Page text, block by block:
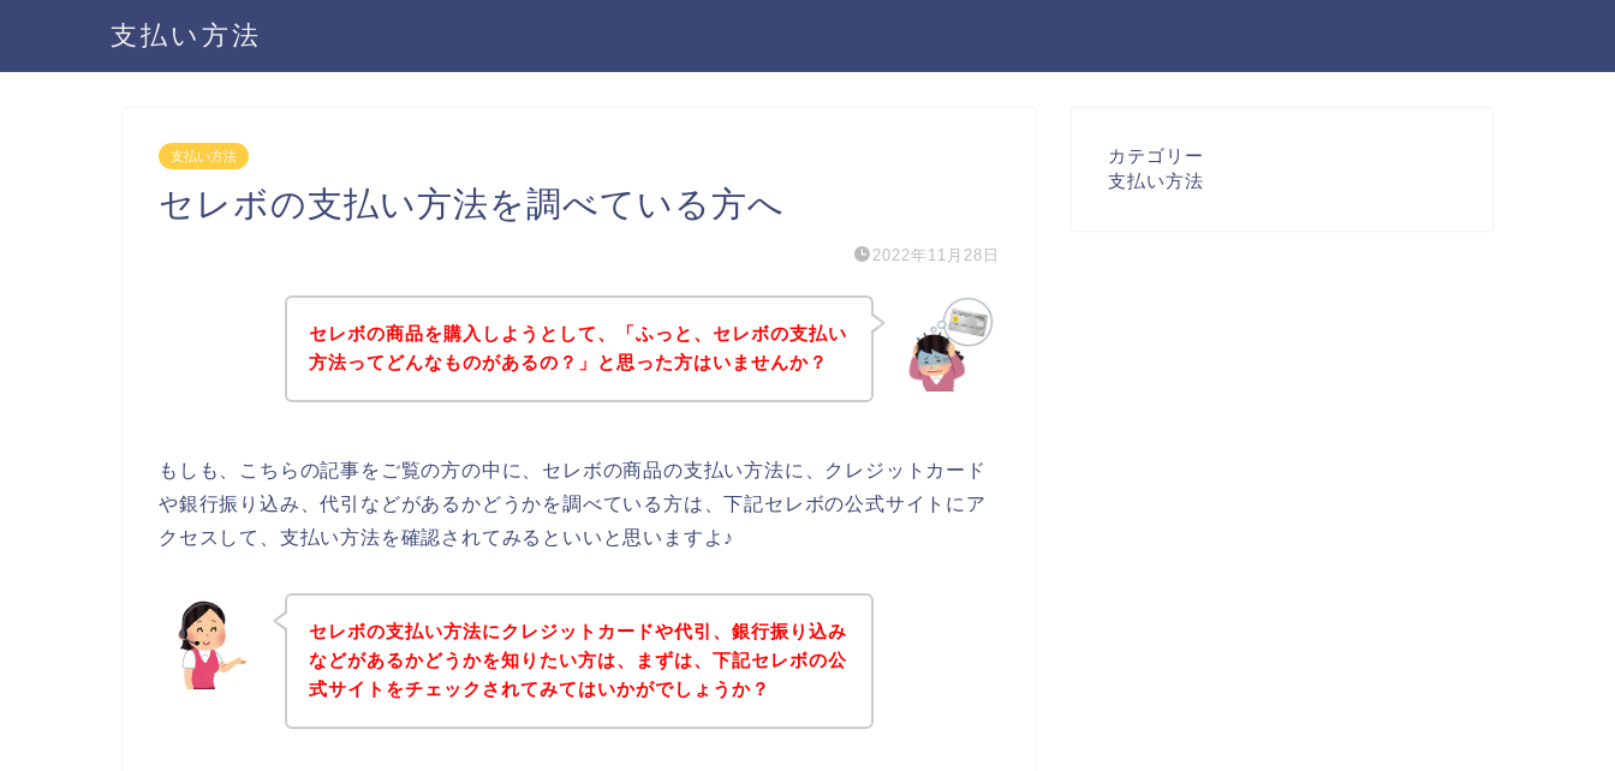
支払い方法
支払い方法
セレボの支払い方法を調べている方へ
2022年11月28日
セレボの商品を購入しようとして、「ふっと、セレボの支払い
方法ってどんなものがあるの？」と思った方はいませんか？
もしも、こちらの記事をご覧の方の中に、セレボの商品の支払い方法に、クレジットカード
や銀行振り込み、代引などがあるかどうかを調べている方は、下記セレボの公式サイトにア
クセスして、支払い方法を確認されてみるといいと思いますよ♪
セレボの支払い方法にクレジットカードや代引、銀行振り込み
などがあるかどうかを知りたい方は、まずは、下記セレボの公
式サイトをチェックされてみてはいかがでしょうか？
カテゴリー
支払い方法